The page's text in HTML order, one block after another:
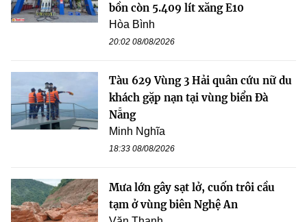
bồn còn 5.409 lít xăng E10
Hòa Bình
20:02 08/08/2026
Tàu 629 Vùng 3 Hải quân cứu nữ du
khách gặp nạn tại vùng biển Đà
Nẵng
Minh Nghĩa
18:33 08/08/2026
Mưa lớn gây sạt lở, cuốn trôi cầu
tạm ở vùng biên Nghệ An